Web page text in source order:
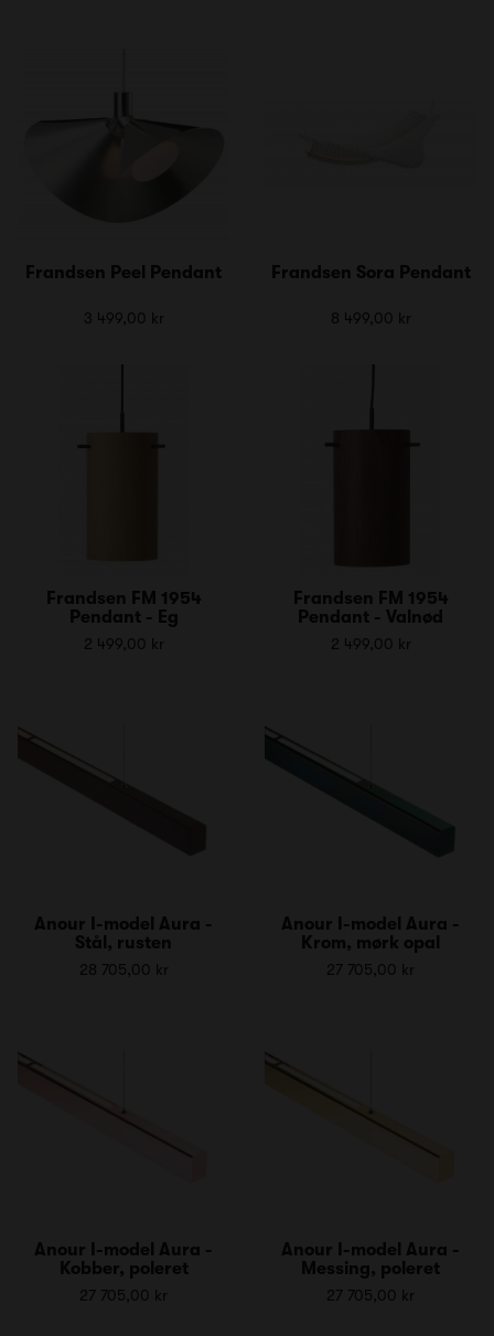
Frandsen Peel Pendant
3 499,00 kr
Frandsen Sora Pendant
8 499,00 kr
Frandsen FM 1954
Pendant - Eg
2 499,00 kr
Frandsen FM 1954
Pendant - Valnød
2 499,00 kr
Anour I-model Aura -
Stål, rusten
28 705,00 kr
Anour I-model Aura -
Krom, mørk opal
27 705,00 kr
Anour I-model Aura -
Kobber, poleret
27 705,00 kr
Anour I-model Aura -
Messing, poleret
27 705,00 kr